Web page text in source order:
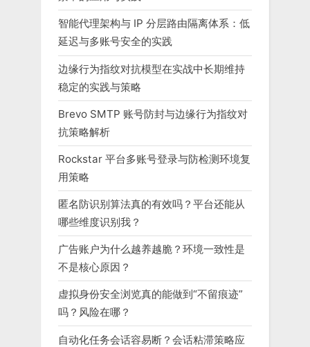
智能代理架构与 IP 分层路由隔离体系：低
延迟与多账号安全的实践
边缘行为指纹对抗模型在实战中长期维持
稳定的实践与策略
Brevo SMTP 账号防封与边缘行为指纹对
抗策略解析
Rockstar 平台多账号登录与防检测环境复
用策略
匿名防识别算法真的有效吗？平台还能从
哪些维度识别我？
广告账户为什么越养越脆？环境一致性是
不是核心原因？
虚拟身份安全浏览真的能做到“不留痕迹”
吗？风险在哪？
自动化任务会话容易断？会话粘滞策略应